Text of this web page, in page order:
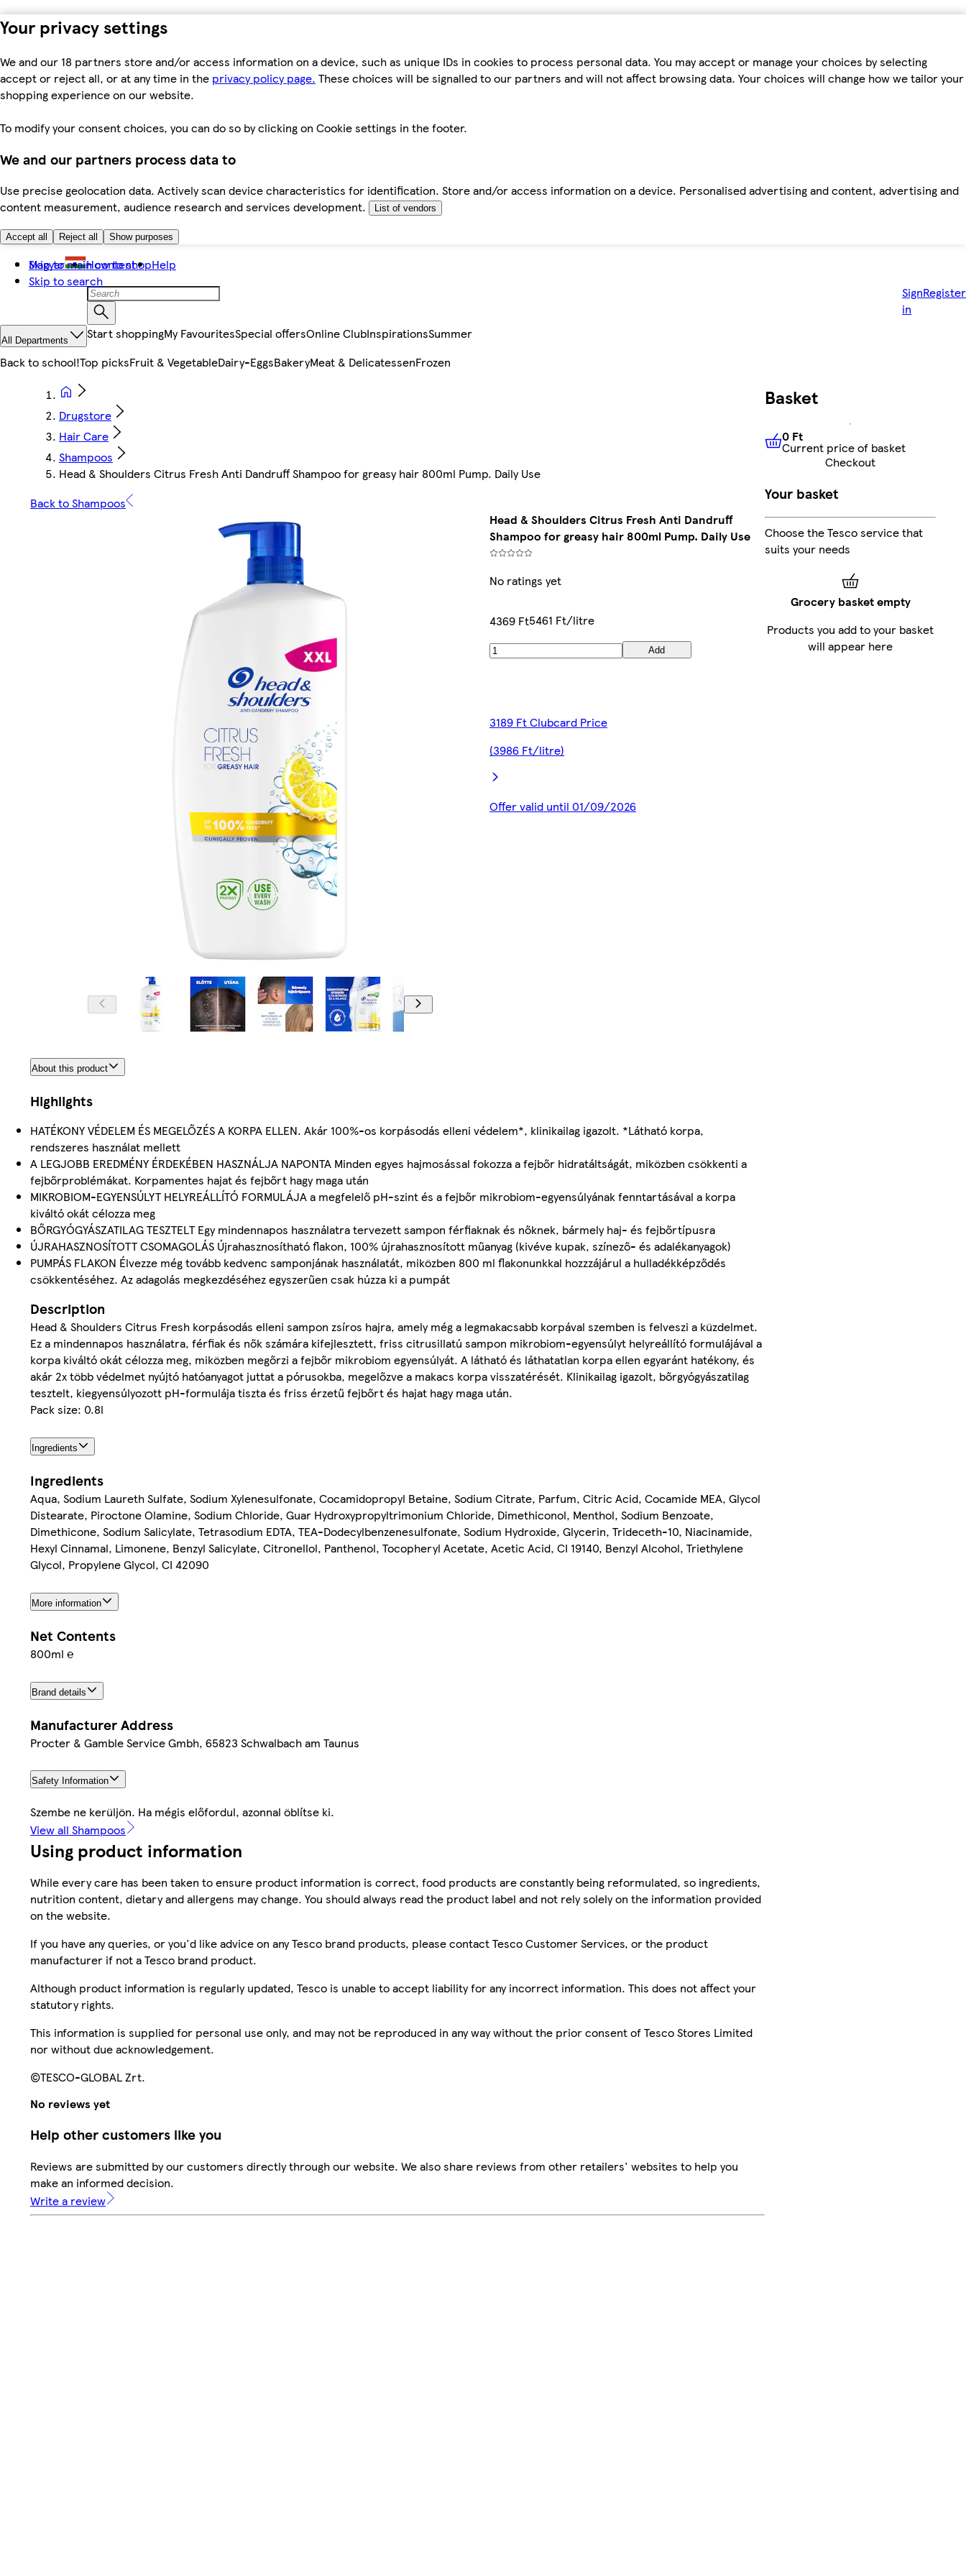
Your privacy settings
We and our 18 partners store and/or access information on a device, such as unique IDs in cookies to process personal data. You may accept or manage your choices by selecting
accept or reject all, or at any time in the privacy policy page. These choices will be signalled to our partners and will not affect browsing data. Your choices will change how we tailor your
shopping experience on our website.
To modify your consent choices, you can do so by clicking on Cookie settings in the footer.
We and our partners process data to
Use precise geolocation data. Actively scan device characteristics for identification. Store and/or access information on a device. Personalised advertising and content, advertising and
content measurement, audience research and services development.
List of vendors
Accept all Reject all Show purposes
Skip to main content
Skip to search
Magyar How to shopHelp
Sign
in
Register
All Departments Start shoppingMy FavouritesSpecial offersOnline ClubInspirationsSummer
Back to school!Top picksFruit & VegetableDairy-EggsBakeryMeat & DelicatessenFrozen
Drugstore
Hair Care
Shampoos
Head & Shoulders Citrus Fresh Anti Dandruff Shampoo for greasy hair 800ml Pump. Daily Use
Back to Shampoos
Head & Shoulders Citrus Fresh Anti Dandruff
Shampoo for greasy hair 800ml Pump. Daily Use
No ratings yet
4369 Ft5461 Ft/litre
Add
3189 Ft Clubcard Price
(3986 Ft/litre)
Offer valid until 01/09/2026
About this product
Highlights
HATÉKONY VÉDELEM ÉS MEGELŐZÉS A KORPA ELLEN. Akár 100%-os korpásodás elleni védelem*, klinikailag igazolt. *Látható korpa,
rendszeres használat mellett
A LEGJOBB EREDMÉNY ÉRDEKÉBEN HASZNÁLJA NAPONTA Minden egyes hajmosással fokozza a fejbőr hidratáltságát, miközben csökkenti a
fejbőrproblémákat. Korpamentes hajat és fejbőrt hagy maga után
MIKROBIOM-EGYENSÚLYT HELYREÁLLÍTÓ FORMULÁJA a megfelelő pH-szint és a fejbőr mikrobiom-egyensúlyának fenntartásával a korpa
kiváltó okát célozza meg
BŐRGYÓGYÁSZATILAG TESZTELT Egy mindennapos használatra tervezett sampon férfiaknak és nőknek, bármely haj- és fejbőrtípusra
ÚJRAHASZNOSÍTOTT CSOMAGOLÁS Újrahasznosítható flakon, 100% újrahasznosított műanyag (kivéve kupak, színező- és adalékanyagok)
PUMPÁS FLAKON Élvezze még tovább kedvenc samponjának használatát, miközben 800 ml flakonunkkal hozzzájárul a hulladékképződés
csökkentéséhez. Az adagolás megkezdéséhez egyszerűen csak húzza ki a pumpát
Description
Head & Shoulders Citrus Fresh korpásodás elleni sampon zsíros hajra, amely még a legmakacsabb korpával szemben is felveszi a küzdelmet.
Ez a mindennapos használatra, férfiak és nők számára kifejlesztett, friss citrusillatú sampon mikrobiom-egyensúlyt helyreállító formulájával a
korpa kiváltó okát célozza meg, miközben megőrzi a fejbőr mikrobiom egyensúlyát. A látható és láthatatlan korpa ellen egyaránt hatékony, és
akár 2x több védelmet nyújtó hatóanyagot juttat a pórusokba, megelőzve a makacs korpa visszatérését. Klinikailag igazolt, bőrgyógyászatilag
tesztelt, kiegyensúlyozott pH-formulája tiszta és friss érzetű fejbőrt és hajat hagy maga után.
Pack size: 0.8l
Ingredients
Ingredients
Aqua, Sodium Laureth Sulfate, Sodium Xylenesulfonate, Cocamidopropyl Betaine, Sodium Citrate, Parfum, Citric Acid, Cocamide MEA, Glycol
Distearate, Piroctone Olamine, Sodium Chloride, Guar Hydroxypropyltrimonium Chloride, Dimethiconol, Menthol, Sodium Benzoate,
Dimethicone, Sodium Salicylate, Tetrasodium EDTA, TEA-Dodecylbenzenesulfonate, Sodium Hydroxide, Glycerin, Trideceth-10, Niacinamide,
Hexyl Cinnamal, Limonene, Benzyl Salicylate, Citronellol, Panthenol, Tocopheryl Acetate, Acetic Acid, CI 19140, Benzyl Alcohol, Triethylene
Glycol, Propylene Glycol, CI 42090
More information
Net Contents
800ml ℮
Brand details
Manufacturer Address
Procter & Gamble Service Gmbh, 65823 Schwalbach am Taunus
Safety Information
Szembe ne kerüljön. Ha mégis előfordul, azonnal öblítse ki.
View all Shampoos
Using product information
While every care has been taken to ensure product information is correct, food products are constantly being reformulated, so ingredients,
nutrition content, dietary and allergens may change. You should always read the product label and not rely solely on the information provided
on the website.
If you have any queries, or you'd like advice on any Tesco brand products, please contact Tesco Customer Services, or the product
manufacturer if not a Tesco brand product.
Although product information is regularly updated, Tesco is unable to accept liability for any incorrect information. This does not affect your
statutory rights.
This information is supplied for personal use only, and may not be reproduced in any way without the prior consent of Tesco Stores Limited
nor without due acknowledgement.
©TESCO-GLOBAL Zrt.
No reviews yet
Help other customers like you
Reviews are submitted by our customers directly through our website. We also share reviews from other retailers' websites to help you
make an informed decision.
Write a review
Basket
0 FtCurrent price of basket
0 Ft
Current price of basket
Checkout
Your basket
Choose the Tesco service that
suits your needs
Grocery basket empty
Products you add to your basket
will appear here